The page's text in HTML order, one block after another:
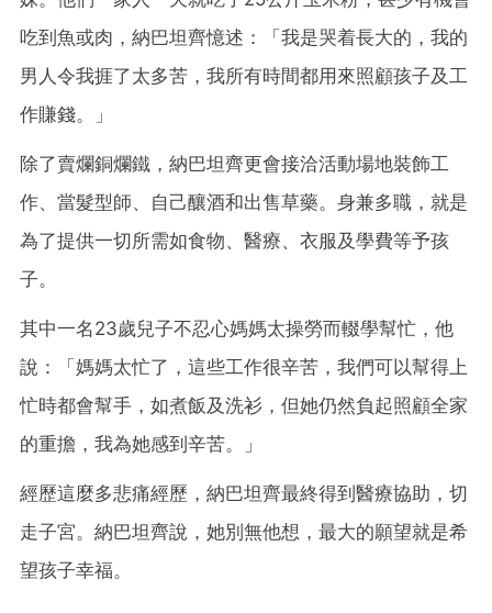
吃到魚或肉，納巴坦齊憶述：「我是哭着長大的，我的
男人令我捱了太多苦，我所有時間都用來照顧孩子及工
作賺錢。」
除了賣爛銅爛鐵，納巴坦齊更會接洽活動場地裝飾工
作、當髮型師、自己釀酒和出售草藥。身兼多職，就是
為了提供一切所需如食物、醫療、衣服及學費等予孩
子。
其中一名23歲兒子不忍心媽媽太操勞而輟學幫忙，他
說：「媽媽太忙了，這些工作很辛苦，我們可以幫得上
忙時都會幫手，如煮飯及洗衫，但她仍然負起照顧全家
的重擔，我為她感到辛苦。」
經歷這麼多悲痛經歷，納巴坦齊最終得到醫療協助，切
走子宮。納巴坦齊說，她別無他想，最大的願望就是希
望孩子幸福。